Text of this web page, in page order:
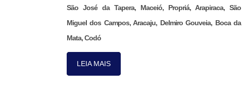
São José da Tapera, Maceió, Propriá, Arapiraca, São
Miguel dos Campos, Aracaju, Delmiro Gouveia, Boca da
Mata, Codó
LEIA MAIS